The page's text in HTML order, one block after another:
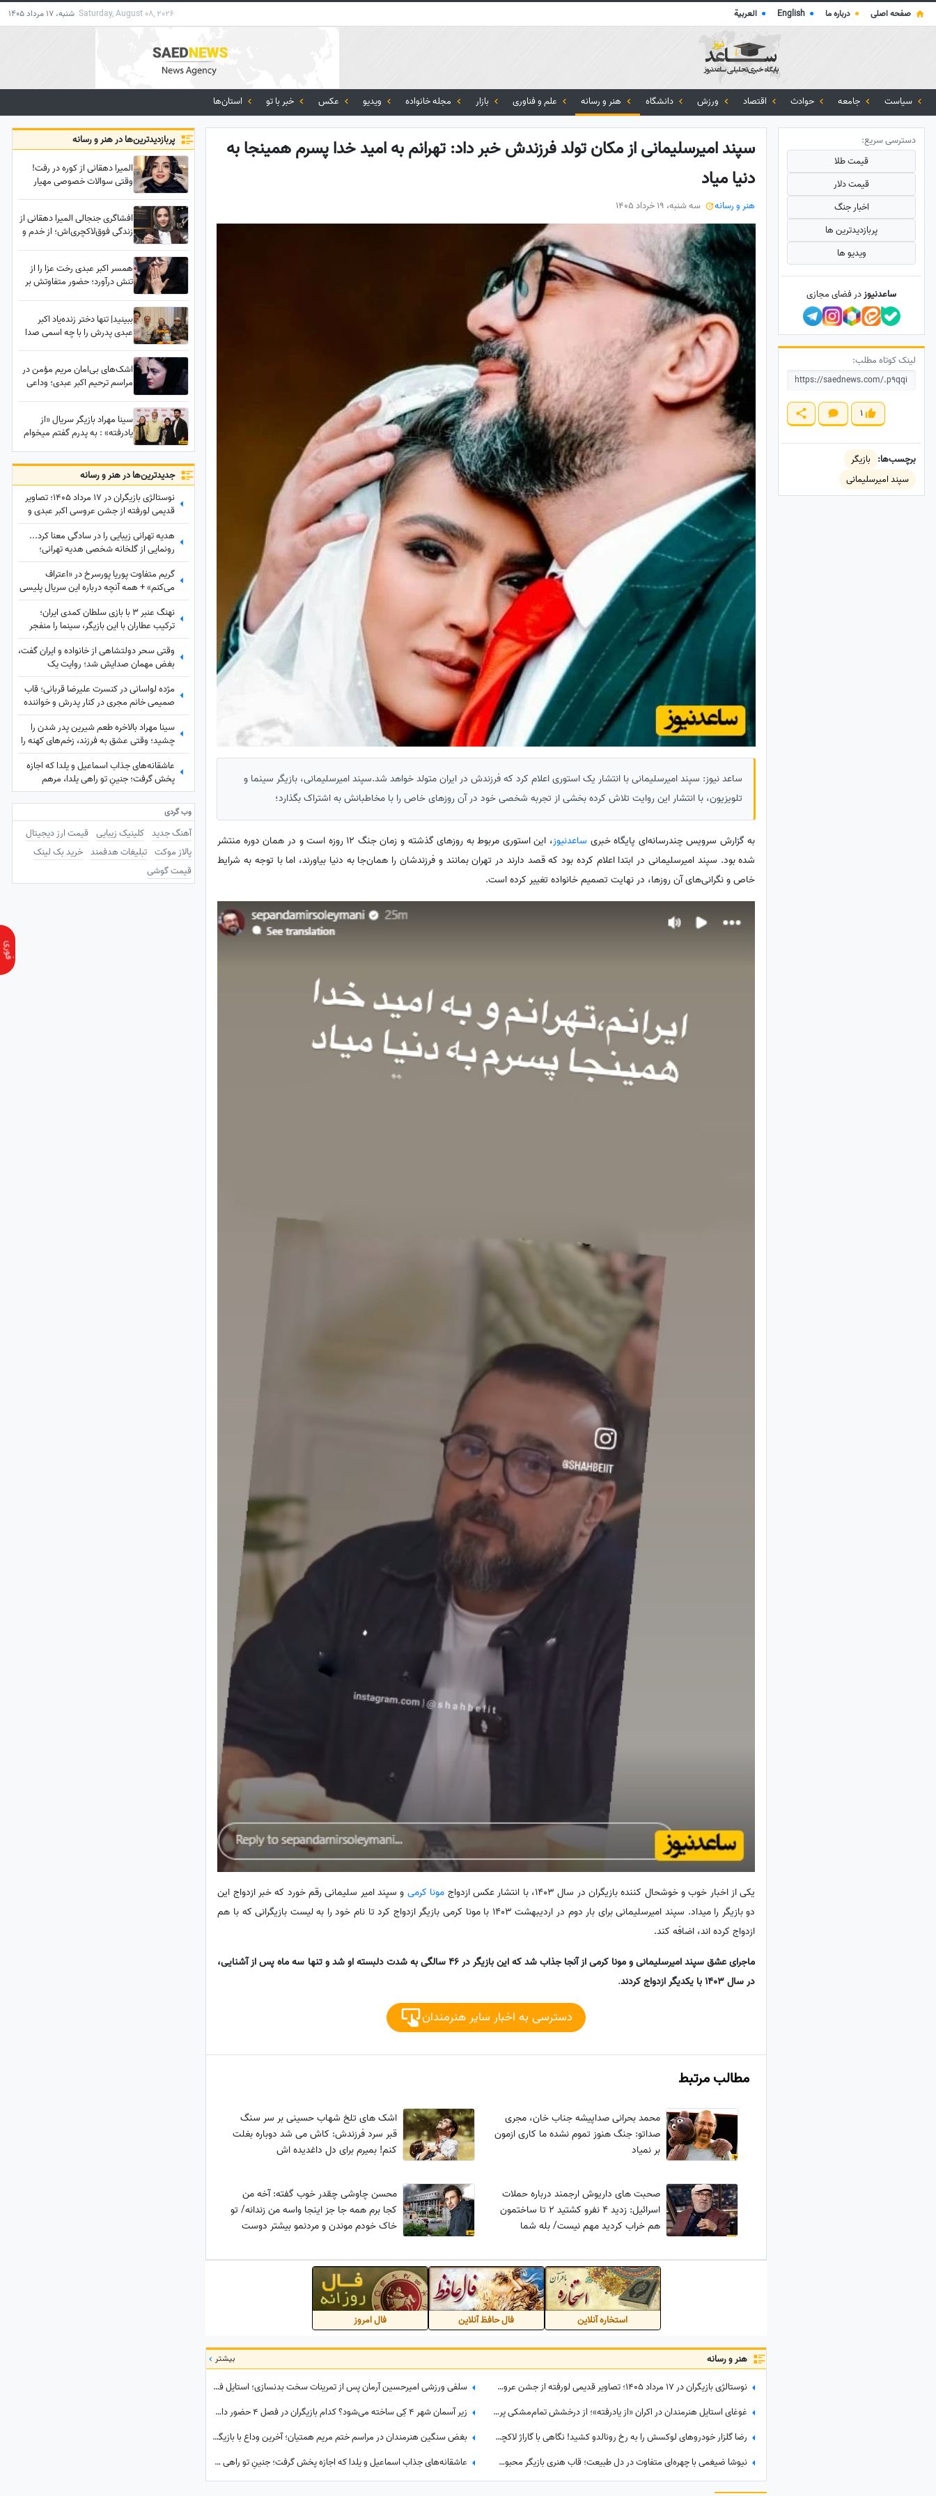
صفحه اصلی ● درباره ما ●
English
● العربية Saturday, August 08, 2026 شنبه، 17 مرداد 1405
سیاست جامعه حوادث اقتصاد ورزش دانشگاه هنر و رسانه علم و فناوری بازار مجله خانواده ویدیو عکس خبر با تو استان‌ها
سپند امیرسلیمانی از مکان تولد فرزندش خبر داد: تهرانم به امید خدا پسرم همینجا به
دنیا میاد
هنر و رسانه سه شنبه، 19 خرداد 1405
ساعد نیوز: سپند امیرسلیمانی با انتشار یک استوری اعلام کرد که فرزندش در ایران متولد خواهد شد.سپند امیرسلیمانی، بازیگر سینما و
تلویزیون، با انتشار این روایت تلاش کرده بخشی از تجربه شخصی خود در آن روزهای خاص را با مخاطبانش به اشتراک بگذارد؛
به گزارش سرویس چندرسانه‌ای پایگاه خبری ساعدنیوز
، این استوری مربوط به روزهای گذشته و زمان جنگ 12 روزه است و در همان دوره منتشر
شده بود. سپند امیرسلیمانی در ابتدا اعلام کرده بود که قصد دارند در تهران بمانند و فرزندشان را همان‌جا به دنیا بیاورند، اما با توجه به شرایط
خاص و نگرانی‌های آن روزها، در نهایت تصمیم خانواده تغییر کرده است.
یکی از اخبار خوب و خوشحال کننده بازیگران در سال 1403، با انتشار عکس ازدواج مونا کرمی و سپند امیر سلیمانی رقم خورد که خبر ازدواج این
دو بازیگر را میداد. سپند امیرسلیمانی برای بار دوم در اردیبهشت 1403 با مونا کرمی بازیگر ازدواج کرد تا نام خود را به لیست بازیگرانی که با هم
ازدواج کرده اند، اضافه کند.
ماجرای عشق سپند امیرسلیمانی و مونا کرمی از آنجا جذاب شد که این بازیگر در 46 سالگی به شدت دلبسته او شد و تنها سه ماه پس از آشنایی،
در سال 1403 با یکدیگر ازدواج کردند
.
دسترسی به اخبار سایر هنرمندان
مطالب مرتبط
محمد بحرانی صداپیشه جناب خان، مجری
صداتو: جنگ هنوز تموم نشده ما کاری ازمون
بر نمیاد
اشک های تلخ شهاب حسینی بر سر سنگ
قبر سرد فرزندش: کاش می شد دوباره بغلت
کنم! بمیرم برای دل داغدیده اش
صحبت های داریوش ارجمند درباره حملات
اسرائیل: زدید 4 نفرو کشتید 2 تا ساختمون
هم خراب کردید مهم نیست/ بله شما
فایده؟!
محسن چاوشی چقدر خوب گفته: آخه من
کجا برم همه جا جز اینجا واسه من زندانه/ تو
خاک خودم موندن و مردنمو بیشتر دوست
استخاره آنلاین فال حافظ آنلاین فال امروز
هنر و رسانه بیشتر
نوستالژی بازیگران در 17 مرداد 1405؛ تصاویر قدیمی لورفته از جشن عروسی اکبر عبدی و مصی خانوم در مرداد 1365
سلفی ورزشی امیرحسین آرمان پس از تمرینات سخت بدنسازی؛ استایل فیت بازیگر محبوب در باشگاه
غوغای استایل هنرمندان در اکران «از یادرفته»؛ از درخشش تمام‌مشکی پردیس احمدیه و آزیتا حاجیان تا تیپ اسپورت سینا مهراد و مجید مظفری
زیر آسمان شهر 4 کِی ساخته می‌شود؟ کدام بازیگران در فصل 4 حضور دارند؟
رضا گلزار خودروهای لوکسش را به رخ رونالدو کشید! نگاهی با گاراژ لاکچری سوپراستار سینمای ایران+عکس
بغض سنگین هنرمندان در مراسم ختم مریم همتیان؛ آخرین وداع با بازیگری که در 33سالگی تسلیم سرطان شد / از سامان صفاری و ستاره اسکندری تا مسعود فراستی و هانیه غلامی در سوگ بازیگر فقید
نیوشا ضیغمی با چهره‌ای متفاوت در دل طبیعت؛ قاب هنری بازیگر محبوب کنار کلبه چوبی
عاشقانه‌های جذاب اسماعیل و یلدا که اجازه پخش گرفت؛ جنینِ تو راهی یلدا، مرهم زخم‌های سینا مهراد شد!
پربازدید‌ترین‌ها در هنر و رسانه
المیرا دهقانی از کوره در رفت!
وقتی سوالات خصوصی مهیار
افشاگری جنجالی المیرا دهقانی از
زندگی فوق‌لاکچری‌اش؛ از خدم و
همسر اکبر عبدی رخت عزا را از
تنش درآورد؛ حضور متفاوتش بر
ببینید| تنها دختر زنده‌یاد اکبر
عبدی پدرش را با چه اسمی صدا
اشک‌های بی‌امان مریم مؤمن در
مراسم ترحیم اکبر عبدی؛ وداعی
سینا مهراد بازیگر سریال «از
یادرفته» : به پدرم گفتم میخوام
سکوت کرد و گفت...
جدید‌ترین‌ها در هنر و رسانه
نوستالژی بازیگران در 17 مرداد 1405؛ تصاویر
قدیمی لورفته از جشن عروسی اکبر عبدی و
مصی خانوم در مرداد 1365
هدیه تهرانی زیبایی را در سادگی معنا کرد...
رونمایی از گلخانه شخصی هدیه تهرانی؛
بهشت شمعدانی‌های رنگی خانم بازیگر همه را
شگفت‌زده کرد!
گریم متفاوت پوریا پورسرخ در «اعتراف
می‌کنم» + همه آنچه درباره این سریال پلیسی
باید بدانید
نهنگ عنبر 3 با بازی سلطان کمدی ایران؛
ترکیب عطاران با این بازیگر، سینما را منفجر
می‌کند / جایگزین مهناز افشار کیست؟
وقتی سحر دولتشاهی از خانواده و ایران گفت،
بغض مهمان صدایش شد؛ روایت یک
دلبستگی عمیق به وسعت یک خانه به نام
ایران❤«همه خانواده‌ام خارج هستند ولی...»
مژده لواسانی در کنسرت علیرضا قربانی؛ قاب
صمیمی خانم مجری در کنار پدرش و خواننده
محبوب
سینا مهراد بالاخره طعم شیرین پدر شدن را
چشید؛ وقتی عشق به فرزند، زخم‌های کهنه را
شست و در نهایت همان چیزی نصیبش شد
که مردها از زندگی می‌خواهند!
عاشقانه‌های جذاب اسماعیل و یلدا که اجازه
پخش گرفت؛ جنینِ تو راهی یلدا، مرهم
زخم‌های سینا مهراد شد!
وب گردی
آهنگ جدید کلینیک زیبایی قیمت ارز دیجیتال
پالاز موکت تبلیغات هدفمند خرید بک لینک
قیمت گوشی
دسترسی سریع:
قیمت طلا
قیمت دلار
اخبار جنگ
پربازدید‌ترین ها
ویدیو ها
ساعدنیوزدر فضای مجازی
لینک کوتاه مطلب:
1
برچسب‌ها: بازیگر
سپند امیرسلیمانی